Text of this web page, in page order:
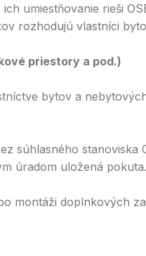
umiestňovanie rieši
rozhodujú vlastníci
priestory a pod.)
bytov a
súhlasného
úradom uložená pokuta.
montáži doplnkových